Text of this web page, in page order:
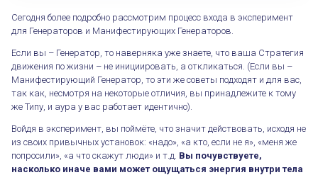
Сегодня более подробно рассмотрим процесс входа в эксперимент
для Генераторов и Манифестирующих Генераторов.
Если вы – Генератор, то наверняка уже знаете, что ваша Стратегия
движения по жизни – не инициировать, а откликаться. (Если вы –
Манифестирующий Генератор, то эти же советы подходят и для вас,
так как, несмотря на некоторые отличия, вы принадлежите к тому
же Типу, и аура у вас работает идентично).
Войдя в эксперимент, вы поймёте, что значит действовать, исходя не
из своих привычных установок: «надо», «а кто, если не я», «меня же
попросили», «а что скажут люди» и т.д. Вы почувствуете,
насколько иначе вами может ощущаться энергия внутри тела